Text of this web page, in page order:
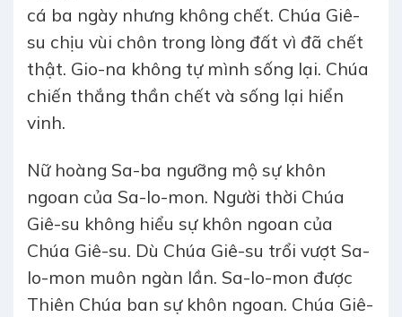
cá ba ngày nhưng không chết. Chúa Giê-
su chịu vùi chôn trong lòng đất vì đã chết
thật. Gio-na không tự mình sống lại. Chúa
chiến thắng thần chết và sống lại hiển
vinh.
Nữ hoàng Sa-ba ngưỡng mộ sự khôn
ngoan của Sa-lo-mon. Người thời Chúa
Giê-su không hiểu sự khôn ngoan của
Chúa Giê-su. Dù Chúa Giê-su trổi vượt Sa-
lo-mon muôn ngàn lần. Sa-lo-mon được
Thiên Chúa ban sự khôn ngoan. Chúa Giê-